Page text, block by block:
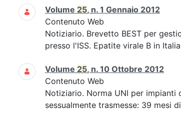
Volume 25, n. 1 Gennaio 2012
Contenuto Web
Notiziario. Brevetto BEST per
presso l'ISS. Epatite virale B in
Volume 25, n. 10 Ottobre 2012
Contenuto Web
Notiziario. Norma UNI per impianti
sessualmente trasmesse: 39 mesi